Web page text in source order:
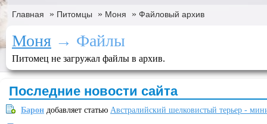
Главная » Питомцы » Моня » Файловый архив
Моня → Файлы
Питомец не загружал файлы в архив.
Последние новости сайта
Барон добавляет статью Австралийский шелковистый терьер -